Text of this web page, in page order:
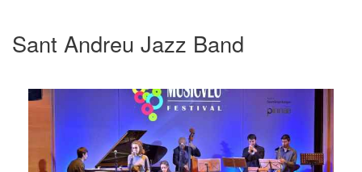
Sant Andreu Jazz Band